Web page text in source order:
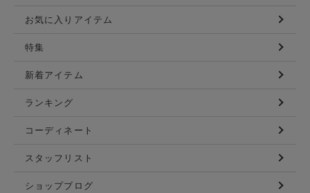
お気に入りアイテム
特集
新着アイテム
ランキング
コーディネート
スタッフリスト
ショップブログ